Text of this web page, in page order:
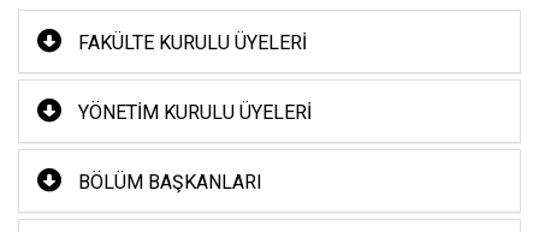
FAKÜLTE KURULU ÜYELERI
YÖNETIM KURULU ÜYELERI
BÖLÜM BAŞKANLARI